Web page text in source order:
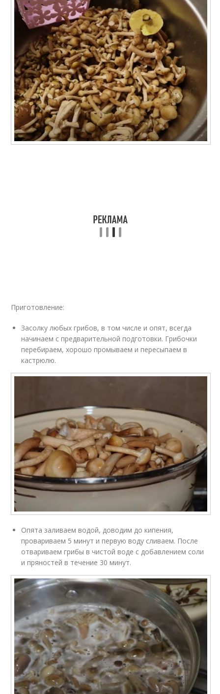
Приготовление:
Засолку любых грибов, в том числе и опят, всегда
начинаем с предварительной подготовки. Грибочки
перебираем, хорошо промываем и пересыпаем в
кастрюлю.
Опята заливаем водой, доводим до кипения,
провариваем 5 минут и первую воду сливаем. После
отвариваем грибы в чистой воде с добавлением соли
и пряностей в течение 30 минут.